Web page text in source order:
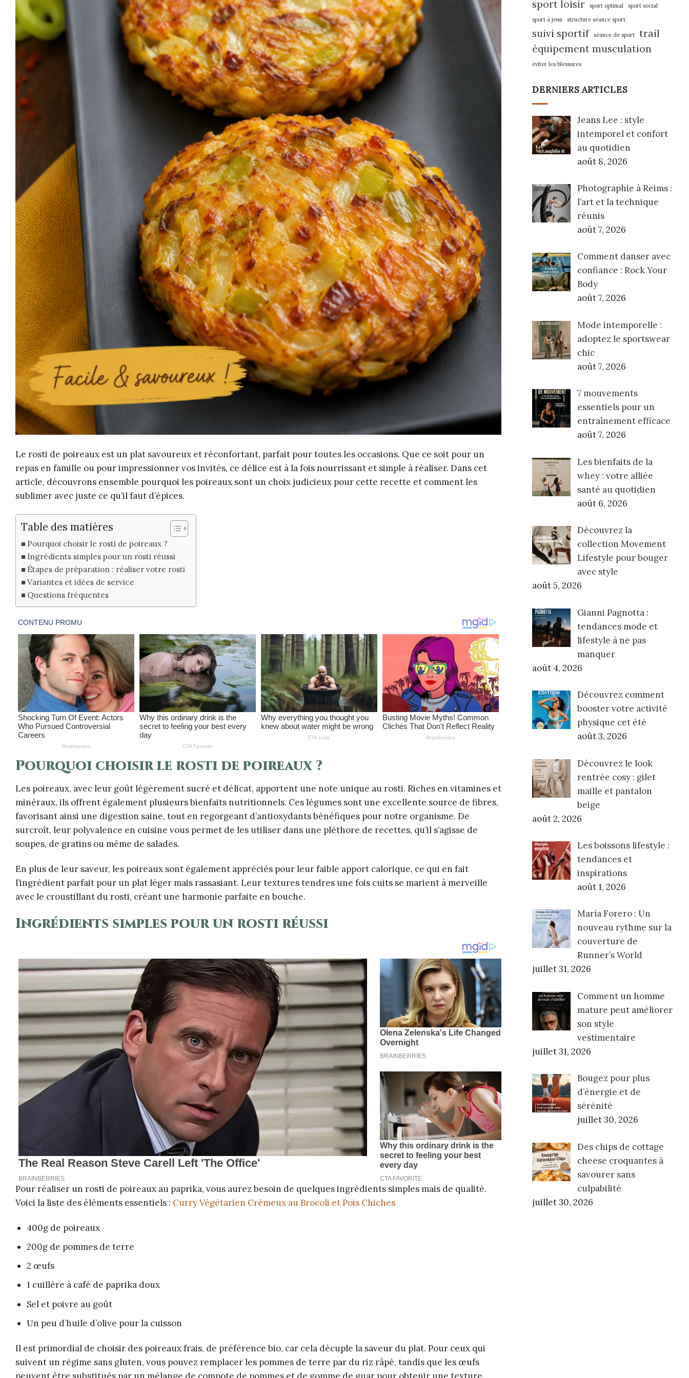
Le rosti de poireaux est un plat savoureux et réconfortant, parfait pour toutes les occasions. Que ce soit pour un
repas en famille ou pour impressionner vos invités, ce délice est à la fois nourrissant et simple à réaliser. Dans cet
article, découvrons ensemble pourquoi les poireaux sont un choix judicieux pour cette recette et comment les
sublimer avec juste ce qu’il faut d’épices.
Table des matières
Pourquoi choisir le rosti de poireaux ?
Ingrédients simples pour un rosti réussi
Étapes de préparation : réaliser votre rosti
Variantes et idées de service
Questions fréquentes
Pourquoi choisir le rosti de poireaux ?
Les poireaux, avec leur goût légèrement sucré et délicat, apportent une note unique au rosti. Riches en vitamines et
minéraux, ils offrent également plusieurs bienfaits nutritionnels. Ces légumes sont une excellente source de fibres,
favorisant ainsi une digestion saine, tout en regorgeant d’antioxydants bénéfiques pour notre organisme. De
surcroît, leur polyvalence en cuisine vous permet de les utiliser dans une pléthore de recettes, qu’il s’agisse de
soupes, de gratins ou même de salades.
En plus de leur saveur, les poireaux sont également appréciés pour leur faible apport calorique, ce qui en fait
l’ingrédient parfait pour un plat léger mais rassasiant. Leur textures tendres une fois cuits se marient à merveille
avec le croustillant du rosti, créant une harmonie parfaite en bouche.
Ingrédients simples pour un rosti réussi
Pour réaliser un rosti de poireaux au paprika, vous aurez besoin de quelques ingrédients simples mais de qualité.
Voici la liste des éléments essentiels : Curry Végétarien Crémeux au Brocoli et Pois Chiches
400g de poireaux
200g de pommes de terre
2 œufs
1 cuillère à café de paprika doux
Sel et poivre au goût
Un peu d’huile d’olive pour la cuisson
Il est primordial de choisir des poireaux frais, de préférence bio, car cela décuple la saveur du plat. Pour ceux qui
suivent un régime sans gluten, vous pouvez remplacer les pommes de terre par du riz râpé, tandis que les œufs
sport loisir sport optimal
sport social
sport à jeun
structure séance sport
suivi sportif séance de sport
trail
équipement musculation
éviter les blessures
DERNIERS ARTICLES
Jeans Lee : style
intemporel et confort
au quotidien
août 8, 2026
Photographie à Reims :
l’art et la technique
réunis
août 7, 2026
Comment danser avec
confiance : Rock Your
Body
août 7, 2026
Mode intemporelle :
adoptez le sportswear
chic
août 7, 2026
7 mouvements
essentiels pour un
entraînement efficace
août 7, 2026
Les bienfaits de la
whey : votre alliée
santé au quotidien
août 6, 2026
Découvrez la
collection Movement
Lifestyle pour bouger
avec style
août 5, 2026
Gianni Pagnotta :
tendances mode et
lifestyle à ne pas
manquer
août 4, 2026
Découvrez comment
booster votre activité
physique cet été
août 3, 2026
Découvrez le look
rentrée cosy : gilet
maille et pantalon
beige
août 2, 2026
Les boissons lifestyle :
tendances et
inspirations
août 1, 2026
María Forero : Un
nouveau rythme sur la
couverture de
Runner’s World
juillet 31, 2026
Comment un homme
mature peut améliorer
son style
vestimentaire
juillet 31, 2026
Bougez pour plus
d’énergie et de
sérénité
juillet 30, 2026
Des chips de cottage
cheese croquantes à
savourer sans
culpabilité
juillet 30, 2026